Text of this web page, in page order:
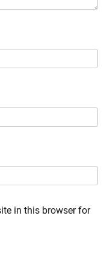
in this browser for